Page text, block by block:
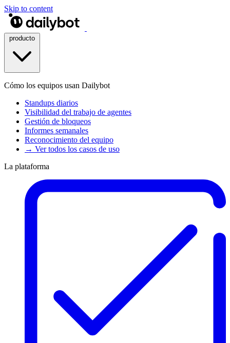
Skip to content
Cómo los equipos usan Dailybot
Standups diarios
Visibilidad del trabajo de agentes
Gestión de bloqueos
Informes semanales
Reconocimiento del equipo
→ Ver todos los casos de uso
La plataforma